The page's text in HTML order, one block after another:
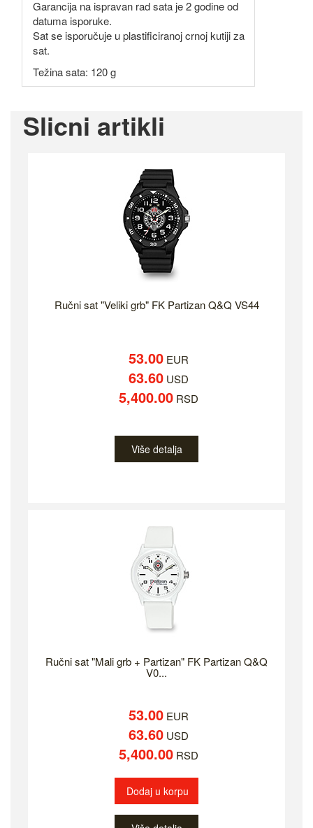
Garancija na ispravan rad sata je 2 godine od
datuma isporuke.
Sat se isporučuje u plastificiranoj crnoj kutiji za
sat.
Težina sata: 120 g
Slicni artikli
Ručni sat "Veliki grb" FK Partizan Q&Q VS44
53.00EUR
63.60USD
5,400.00RSD
Više detalja
Ručni sat "Mali grb + Partizan" FK Partizan Q&Q
V0...
53.00EUR
63.60USD
5,400.00RSD
Dodaj u korpu